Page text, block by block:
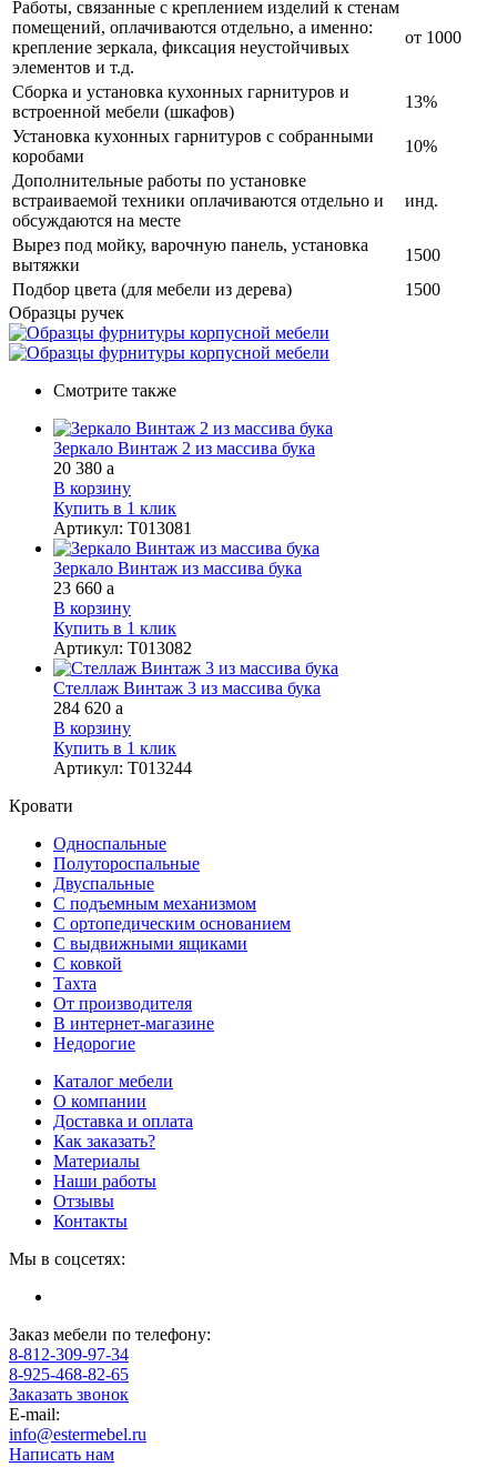
Работы, связанные с креплением изделий к стенам
помещений, оплачиваются отдельно, а именно:
крепление зеркала, фиксация неустойчивых
элементов и т.д.
от 1000
Сборка и установка кухонных гарнитуров и
встроенной мебели (шкафов)
13%
Установка кухонных гарнитуров с собранными
коробами
10%
Дополнительные работы по установке
встраиваемой техники оплачиваются отдельно и
обсуждаются на месте
инд.
Вырез под мойку, варочную панель, установка
вытяжки
1500
Подбор цвета (для мебели из дерева)
1500
Образцы ручек
Смотрите также
Зеркало Винтаж 2 из массива бука
20 380 a
В корзину
Купить в 1 клик
Артикул: Т013081
Зеркало Винтаж из массива бука
23 660 a
В корзину
Купить в 1 клик
Артикул: Т013082
Стеллаж Винтаж 3 из массива бука
284 620 a
В корзину
Купить в 1 клик
Артикул: Т013244
Кровати
Односпальные
Полутороспальные
Двуспальные
С подъемным механизмом
С ортопедическим основанием
С выдвижными ящиками
С ковкой
Тахта
От производителя
В интернет-магазине
Недорогие
Каталог мебели
О компании
Доставка и оплата
Как заказать?
Материалы
Наши работы
Отзывы
Контакты
Мы в соцсетях:
Заказ мебели по телефону:
8-812-309-97-34
8-925-468-82-65
Заказать звонок
E-mail:
info@estermebel.ru
Написать нам